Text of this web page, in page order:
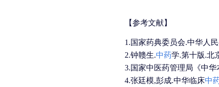
【参考文献】
1.国家药典委员会.中华人
2.钟赣生.中药学.第十版.北
3.国家中医药管理局《中华
4.张廷模,彭成.中华临床中